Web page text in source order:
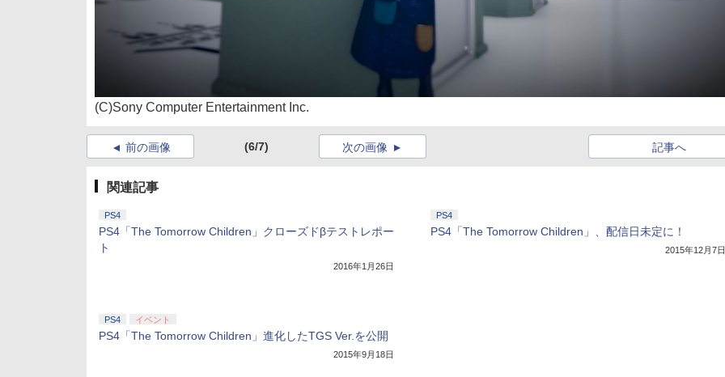
(C)Sony Computer Entertainment Inc.
前の画像 (6/7) 記事へ
次の画像
関連記事
PS4
PS4「The Tomorrow Children」クローズドβテストレポー
ト
2016年1月26日
PS4
PS4「The Tomorrow Children」、配信日未定に！
2015年12月7日
PS4 イベント
PS4「The Tomorrow Children」進化したTGS Ver.を公開
2015年9月18日